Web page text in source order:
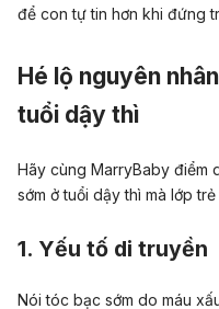
để con tự tin hơn khi đứng
Hé lộ nguyên
tuổi dậy thì
Hãy cùng MarryBaby điểm
sớm ở tuổi dậy thì mà lớp
1. Yếu tố di truyền
Nói tóc bạc sớm do máu